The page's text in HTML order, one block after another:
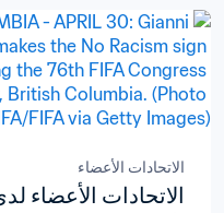
الاتحادات الأعضاء